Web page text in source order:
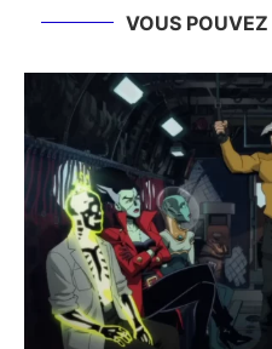
VOUS